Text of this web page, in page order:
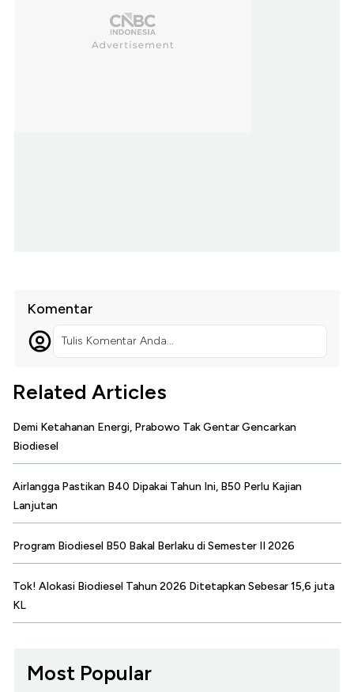
Komentar
Tulis Komentar Anda...
Related Articles
Demi Ketahanan Energi, Prabowo Tak Gentar Gencarkan
Biodiesel
Airlangga Pastikan B40 Dipakai Tahun Ini, B50 Perlu Kajian
Lanjutan
Program Biodiesel B50 Bakal Berlaku di Semester II 2026
Tok! Alokasi Biodiesel Tahun 2026 Ditetapkan Sebesar 15,6 juta
KL
Most Popular